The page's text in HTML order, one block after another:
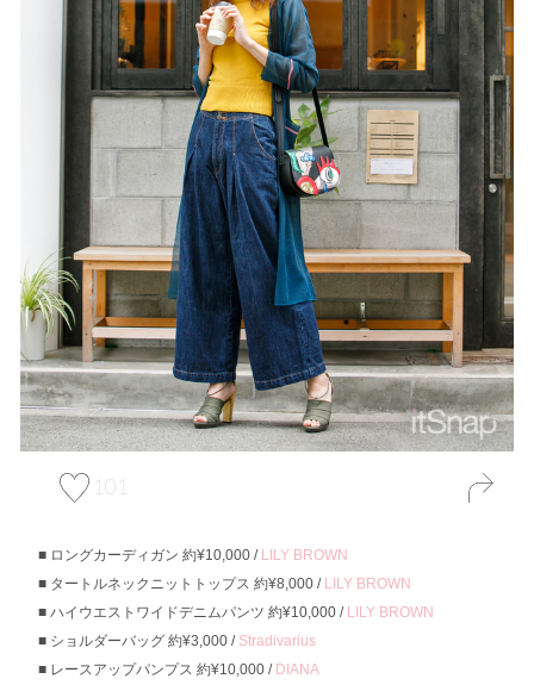
101
ロングカーディガン 約¥10,000 / LILY BROWN
タートルネックニットトップス 約¥8,000 / LILY BROWN
ハイウエストワイドデニムパンツ 約¥10,000 / LILY BROWN
ショルダーバッグ 約¥3,000 / Stradivarius
レースアップパンプス 約¥10,000 / DIANA